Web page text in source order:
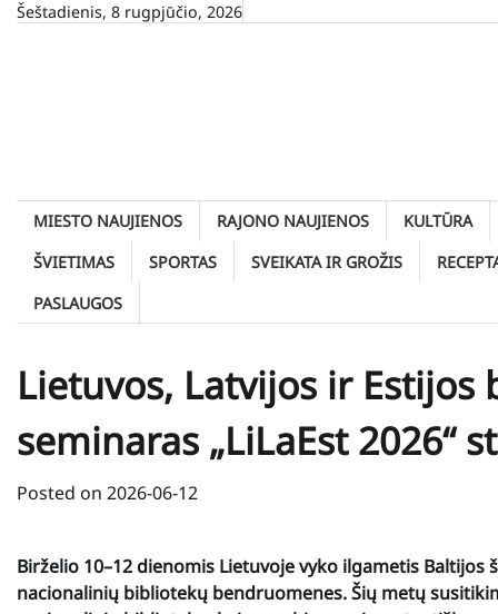
SkipŠeštadienis, 8 rugpjūčio, 2026
MIESTO NAUJIENOS RAJONO NAUJIENOS KULTŪRA
ŠVIETIMAS
SPORTAS SVEIKATA IR GROŽIS
PASLAUGOS
Lietuvos, Latvijos ir
seminaras „LiLaEst
Posted on 2026-06-12
Birželio 10–12 dienomis Lietuvoje vyko ilgametis Baltijos
nacionalinių bibliotekų bendruomenes. Šių metų